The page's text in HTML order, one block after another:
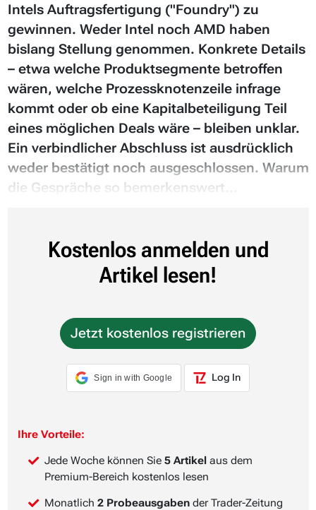
Intels Auftragsfertigung ("Foundry") zu
gewinnen. Weder Intel noch AMD haben
bislang Stellung genommen. Konkrete Details
– etwa welche Produktsegmente betroffen
wären, welche Prozessknotenzeile infrage
kommt oder ob eine Kapitalbeteiligung Teil
eines möglichen Deals wäre – bleiben unklar.
Ein verbindlicher Abschluss ist ausdrücklich
weder bestätigt noch ausgeschlossen. Warum
die Gespräche so bemerkenswert...
Kostenlos anmelden und
Artikel lesen!
Jetzt kostenlos registrieren
Sign in with Google Log In
Ihre Vorteile:
Jede Woche können Sie 5 Artikel aus dem
Premium-Bereich kostenlos lesen
Monatlich 2 Probeausgaben der Trader-Zeitung